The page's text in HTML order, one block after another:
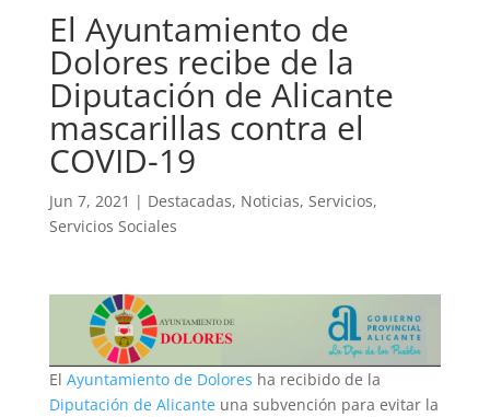
El Ayuntamiento de
Dolores recibe de la
Diputación de Alicante
mascarillas contra el
COVID-19
Jun 7, 2021 | Destacadas, Noticias, Servicios,
Servicios Sociales
El Ayuntamiento de Dolores ha recibido de la
Diputación de Alicanteuna subvención para evitar la